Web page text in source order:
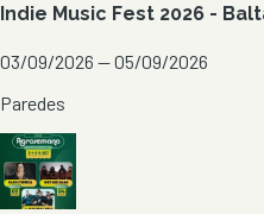
Indie Music Fest 2026 -
03/09/2026 — 05/09/2026
Paredes